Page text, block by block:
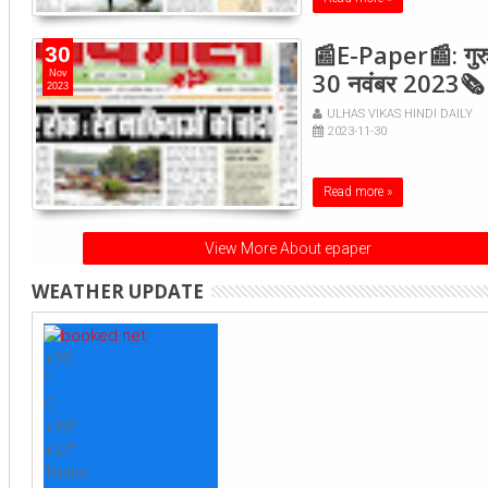
30
Nov
2023
📰E-Paper📰:
30 नवंबर 2023🗞
ULHAS VIKAS HINDI DAILY
2023-11-30
Read more »
View More About epaper
WEATHER UPDATE
+30
°
C
+30°
+27°
Thane